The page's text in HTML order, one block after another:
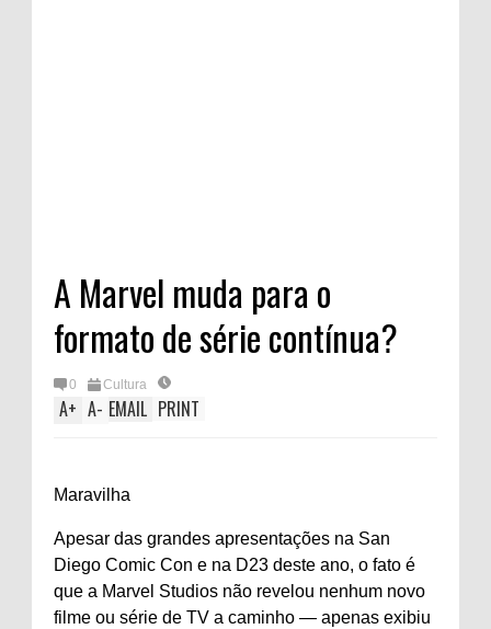
A Marvel muda para o
formato de série contínua?
0 Cultura
A+ A- EMAIL PRINT
Maravilha
Apesar das grandes apresentações na San
Diego Comic Con e na D23 deste ano, o fato é
que a Marvel Studios não revelou nenhum novo
filme ou série de TV a caminho — apenas exibiu